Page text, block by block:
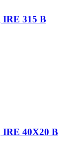
IRE 315 B
IRE 40X20 B